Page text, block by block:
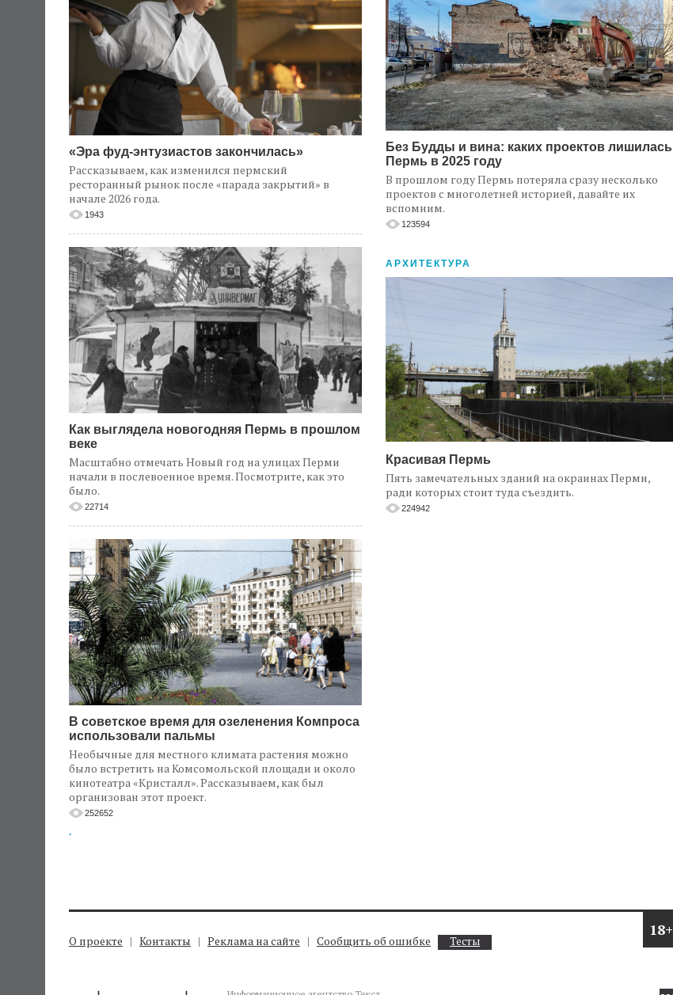
«Эра фуд-энтузиастов закончилась»
Рассказываем, как изменился пермский
ресторанный рынок после «парада закрытий» в
начале 2026 года.
1943
Как выглядела новогодняя Пермь в прошлом
веке
Масштабно отмечать Новый год на улицах Перми
начали в послевоенное время. Посмотрите, как это
было.
22714
В советское время для озеленения Компроса
использовали пальмы
Необычные для местного климата растения можно
было встретить на Комсомольской площади и около
кинотеатра «Кристалл». Рассказываем, как был
организован этот проект.
252652
.
Без Будды и вина: каких проектов лишилась
Пермь в 2025 году
В прошлом году Пермь потеряла сразу несколько
проектов с многолетней историей, давайте их
вспомним.
123594
АРХИТЕКТУРА
Красивая Пермь
Пять замечательных зданий на окраинах Перми,
ради которых стоит туда съездить.
224942
18+
О проекте Контакты Реклама на сайте Сообщить об ошибке Тесты